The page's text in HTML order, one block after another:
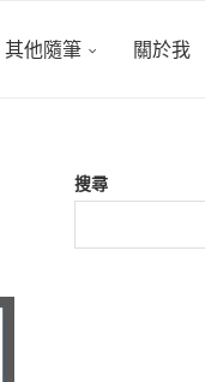
其他隨筆 關於我
搜尋